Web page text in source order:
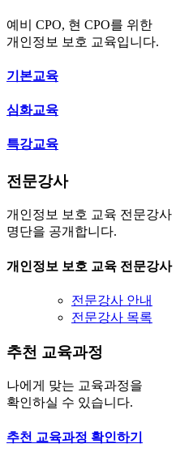
예비 CPO, 현 CPO를 위한
개인정보 보호 교육입니다.
기본교육
심화교육
특강교육
전문강사
개인정보 보호 교육 전문강사
명단을 공개합니다.
개인정보 보호 교육 전문강사
전문강사 안내
전문강사 목록
추천 교육과정
나에게 맞는 교육과정을
확인하실 수 있습니다.
추천 교육과정 확인하기